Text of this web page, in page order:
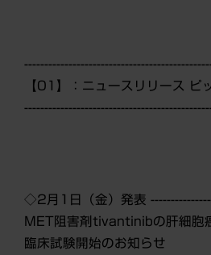
【01】：ニュースリリース ピ
◇2月1日（金）発表
MET阻害剤tivantinibの肝細胞
臨床試験開始のお知らせ